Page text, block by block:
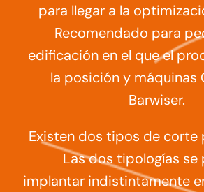
para llegar a la
Recomendado para
edificación en el que el
la posición y máquinas
Barwiser.
Existen dos tipos de corte
Las dos tipologías se
implantar indistintamente